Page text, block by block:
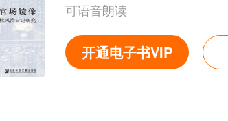
可语音朗读
开通电子书VIP